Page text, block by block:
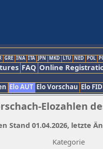
GRE INA ITA JPN MKD LTU NED POL
FAQ Online
Elo AUT Elo Vorschau Elo
Elozahlen
Kategorie
Stand 01.04.2026, letzte